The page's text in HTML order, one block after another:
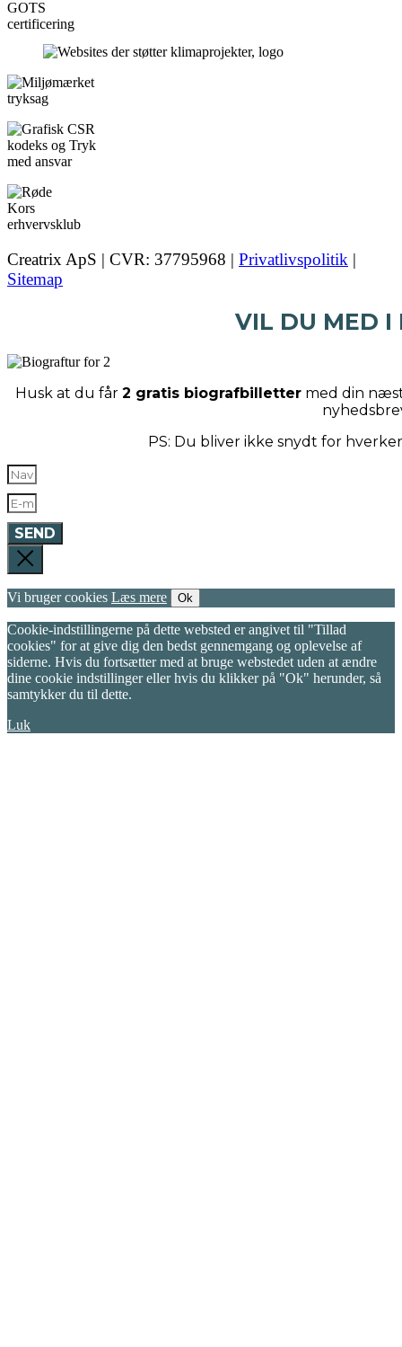
Creatrix ApS | CVR: 37795968 | Privatlivspolitik |
Sitemap
VIL DU MED I
Husk at du får 2 gratis biografbillettermed din
PS: Du bliver ikke snydt for
SEND
Vi bruger cookies Læs mere Ok
Cookie-indstillingerne på dette websted er angivet til "Tillad
cookies" for at give dig den bedst gennemgang og oplevelse af
siderne. Hvis du fortsætter med at bruge webstedet uden at ændre
dine cookie indstillinger eller hvis du klikker på "Ok" herunder, så
samtykker du til dette.
Luk